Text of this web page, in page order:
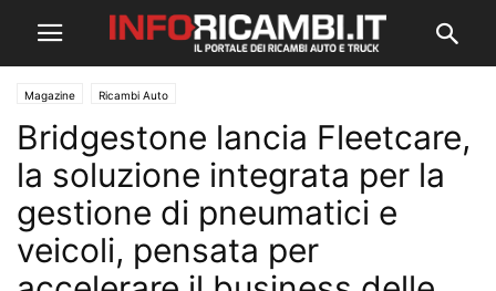
Magazine Ricambi Auto
Bridgestone lancia Fleetcare,
la soluzione integrata per la
gestione di pneumatici e
veicoli, pensata per